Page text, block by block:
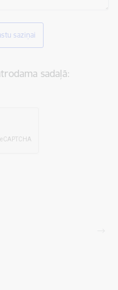
saziņai
sadaļā: